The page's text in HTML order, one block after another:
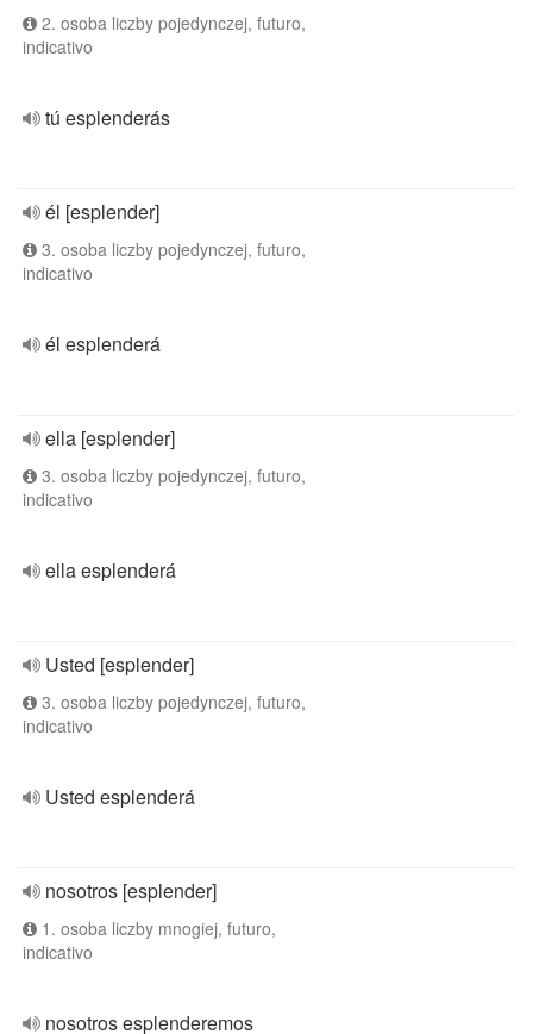
2. osoba liczby pojedynczej, futuro,
indicativo
tú esplenderás
él [esplender]
3. osoba liczby pojedynczej, futuro,
indicativo
él esplenderá
ella [esplender]
3. osoba liczby pojedynczej, futuro,
indicativo
ella esplenderá
Usted [esplender]
3. osoba liczby pojedynczej, futuro,
indicativo
Usted esplenderá
nosotros [esplender]
1. osoba liczby mnogiej, futuro,
indicativo
nosotros esplenderemos